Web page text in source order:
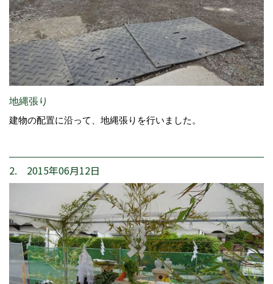
地縄張り
建物の配置に沿って、地縄張りを行いました。
2. 2015年06月12日